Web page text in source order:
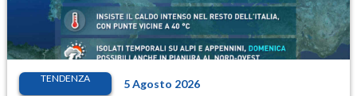
TENDENZA 5 Agosto 2026